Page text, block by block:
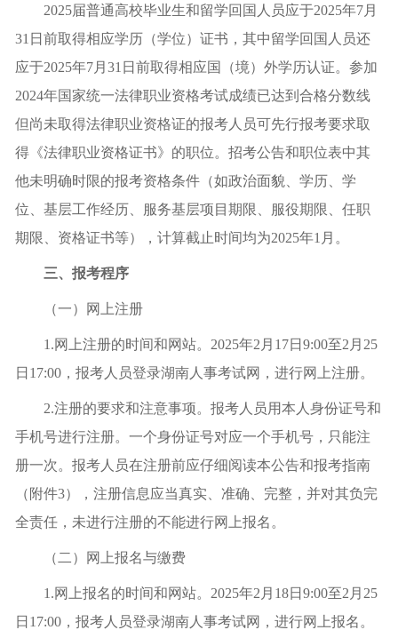
2025届普通高校毕业生和留学回国人员应于2025年7月
31日前取得相应学历（学位）证书，其中留学回国人员还
应于2025年7月31日前取得相应国（境）外学历认证。参加
2024年国家统一法律职业资格考试成绩已达到合格分数线
但尚未取得法律职业资格证的报考人员可先行报考要求取
得《法律职业资格证书》的职位。招考公告和职位表中其
他未明确时限的报考资格条件（如政治面貌、学历、学
位、基层工作经历、服务基层项目期限、服役期限、任职
期限、资格证书等），计算截止时间均为2025年1月。
三、报考程序
（一）网上注册
1.网上注册的时间和网站。2025年2月17日9:00至2月25
日17:00，报考人员登录湖南人事考试网，进行网上注册。
2.注册的要求和注意事项。报考人员用本人身份证号和
手机号进行注册。一个身份证号对应一个手机号，只能注
册一次。报考人员在注册前应仔细阅读本公告和报考指南
（附件3），注册信息应当真实、准确、完整，并对其负完
全责任，未进行注册的不能进行网上报名。
（二）网上报名与缴费
1.网上报名的时间和网站。2025年2月18日9:00至2月25
日17:00，报考人员登录湖南人事考试网，进行网上报名。